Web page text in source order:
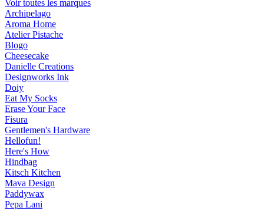
Voir toutes les marques
Archipelago
Aroma Home
Atelier Pistache
Blogo
Cheesecake
Danielle Creations
Designworks Ink
Doiy
Eat My Socks
Erase Your Face
Fisura
Gentlemen's Hardware
Hellofun!
Here's How
Hindbag
Kitsch Kitchen
Mava Design
Paddywax
Pepa Lani